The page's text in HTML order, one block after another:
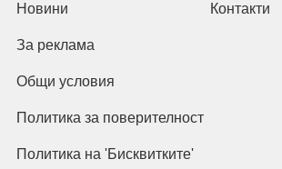
Новини Контакти
За реклама
Общи условия
Политика за поверителност
Политика на 'Бисквитките'